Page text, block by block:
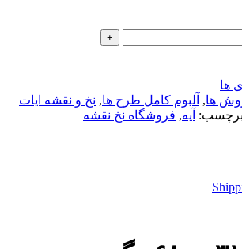
ها
ها, آلبوم کامل طرح ها, نخ و نقشه ایات
برچسب: آیه, فروشگاه نخ نقشه